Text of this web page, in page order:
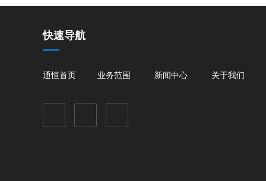
快速导航
通恒首页 业务范围 新闻中心 关于我们